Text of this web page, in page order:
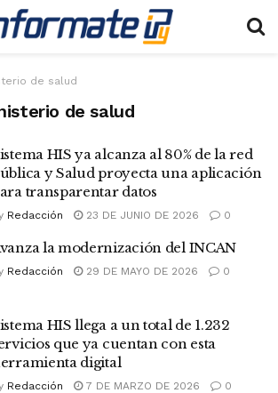
de salud
de salud
HIS ya alcanza al 80% de la red
y Salud proyecta una aplicación
transparentar datos
Redacción 23 DE JUNIO DE 2026 0
la modernización del INCAN
Redacción 29 DE MAYO DE 2026 0
HIS llega a un total de 1.232
que ya cuentan con esta
digital
Redacción 7 DE MARZO DE 2026 0